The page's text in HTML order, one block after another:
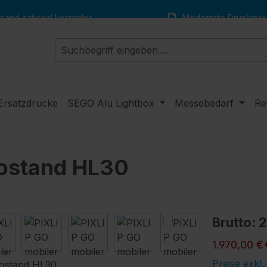
national kostenlos Modernste
SEGO Alu Lightbox Messebedarf
HL30
Brutto:
1.970,00
Preise